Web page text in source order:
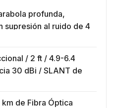
profunda,
supresión al ruido de 4
Ganancia 36 dBi con
N-hembra,
milimétrica.
/ 2 ft / 4.9-6.4
30 dBi / SLANT de
N-Hembra /
de Fibra Óptica